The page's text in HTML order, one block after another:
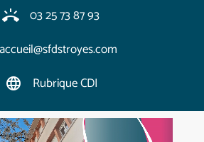
ring_volume
03 25 73 87 93
accueil@sfdstroyes.com
language Rubrique CDI